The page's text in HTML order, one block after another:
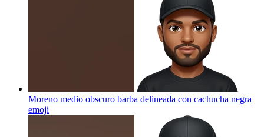
Moreno medio obscuro barba delineada con cachucha negra
emoji